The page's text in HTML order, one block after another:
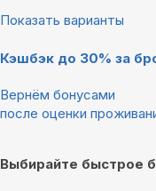
Показать варианты
Кэшбэк до 30% за
Вернём бонусами
после оценки
Выбирайте быстрое